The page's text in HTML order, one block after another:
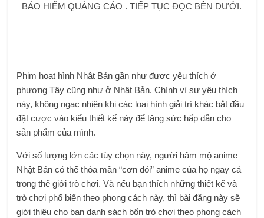
BẢO HIỂM QUẢNG CÁO . TIẾP TỤC ĐỌC BÊN DƯỚI.
Phim hoạt hình Nhật Bản gần như được yêu thích ở
phương Tây cũng như ở Nhật Bản. Chính vì sự yêu thích
này, không ngạc nhiên khi các loại hình giải trí khác bắt đầu
đặt cược vào kiểu thiết kế này để tăng sức hấp dẫn cho
sản phẩm của mình.
Với số lượng lớn các tùy chọn này, người hâm mộ anime
Nhật Bản có thể thỏa mãn “cơn đói” anime của họ ngay cả
trong thế giới trò chơi. Và nếu bạn thích những thiết kế và
trò chơi phổ biến theo phong cách này, thì bài đăng này sẽ
giới thiệu cho bạn danh sách bốn trò chơi theo phong cách